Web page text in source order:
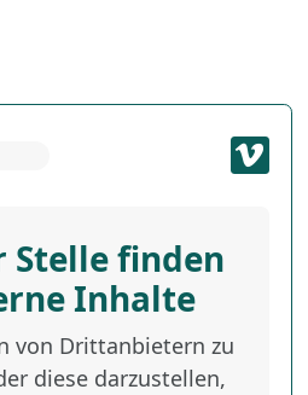
Stelle finden
Inhalte
von Drittanbietern zu
diese darzustellen,